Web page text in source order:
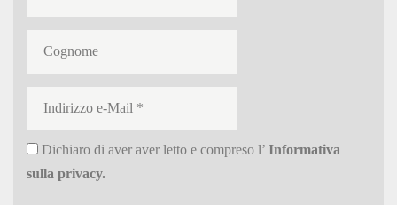
Dichiaro di aver aver letto e compreso l’ Informativa
sulla privacy.